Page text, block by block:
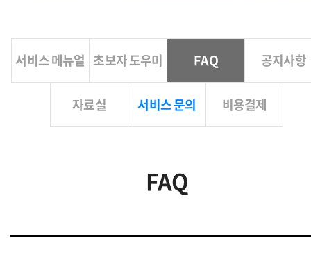
서비스 메뉴얼 초보자 도우미 FAQ 공지사항
자료실 서비스 문의 비용결제
FAQ